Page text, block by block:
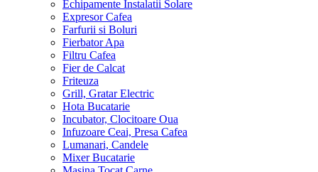
Echipamente Instalatii Solare
Expresor Cafea
Farfurii si Boluri
Fierbator Apa
Filtru Cafea
Fier de Calcat
Friteuza
Grill, Gratar Electric
Hota Bucatarie
Incubator, Clocitoare Oua
Infuzoare Ceai, Presa Cafea
Lumanari, Candele
Mixer Bucatarie